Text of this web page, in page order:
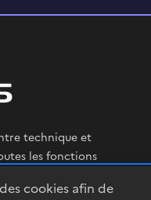
cookies afin de
technique et
les fonctions